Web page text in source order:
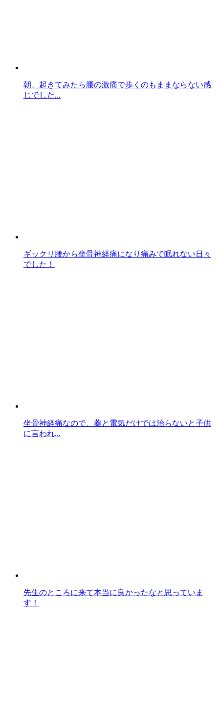
朝、起きてみたら腰の激痛で歩くのもままならない感
じでした...
ギックリ腰から坐骨神経痛になり痛みで眠れない日々
でした！
坐骨神経痛なので、薬と電気だけでは治らないと子供
に言われ...
先生のところに来て本当に良かったなと思っていま
す！